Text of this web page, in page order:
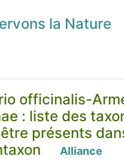
la Nature
officinalis-
: liste des
présents
Alliance